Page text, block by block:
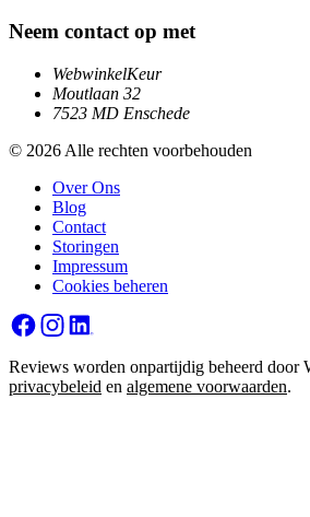
Neem contact op met
WebwinkelKeur
Moutlaan 32
7523 MD Enschede
© 2026 Alle rechten voorbehouden
Over Ons
Blog
Contact
Storingen
Impressum
Cookies beheren
Reviews worden onpartijdig beheerd door
privacybeleid en algemene voorwaarden.